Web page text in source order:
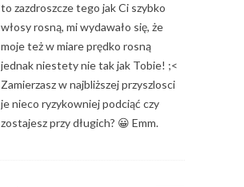
to zazdroszcze tego jak Ci szybko
włosy rosną, mi wydawało się, że
moje też w miare prędko rosną
jednak niestety nie tak jak Tobie! ;<
Zamierzasz w najbliższej przyszlosci
je nieco ryzykowniej podciąć czy
zostajesz przy długich? 😀 Emm.